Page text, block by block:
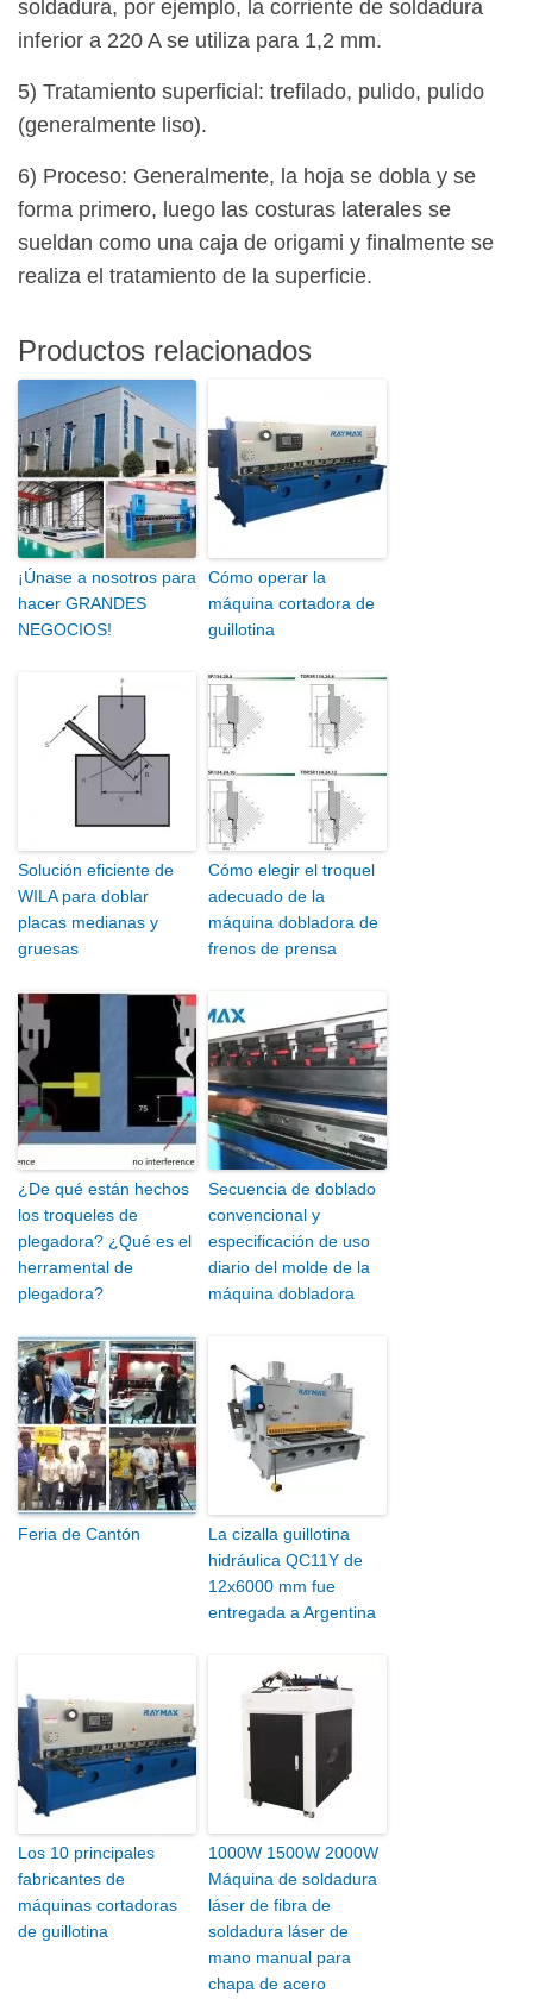
soldadura, por ejemplo, la corriente de soldadura
inferior a 220 A se utiliza para 1,2 mm.
5) Tratamiento superficial: trefilado, pulido, pulido
(generalmente liso).
6) Proceso: Generalmente, la hoja se dobla y se
forma primero, luego las costuras laterales se
sueldan como una caja de origami y finalmente se
realiza el tratamiento de la superficie.
Productos relacionados
¡Únase a nosotros para
hacer GRANDES
NEGOCIOS!
Cómo operar la
máquina cortadora de
guillotina
Solución eficiente de
WILA para doblar
placas medianas y
gruesas
Cómo elegir el troquel
adecuado de la
máquina dobladora de
frenos de prensa
¿De qué están hechos
los troqueles de
plegadora? ¿Qué es el
herramental de
plegadora?
Secuencia de doblado
convencional y
especificación de uso
diario del molde de la
máquina dobladora
Feria de Cantón
La cizalla guillotina
hidráulica QC11Y de
12x6000 mm fue
entregada a Argentina
Los 10 principales
fabricantes de
máquinas cortadoras
de guillotina
1000W 1500W 2000W
Máquina de soldadura
láser de fibra de
soldadura láser de
mano manual para
chapa de acero